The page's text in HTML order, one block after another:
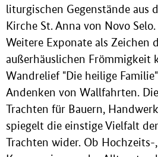
liturgischen Gegenstände aus
Kirche St. Anna von Novo Selo.
Weitere Exponate als Zeichen
außerhäuslichen Frömmigkeit
Wandrelief "Die heilige
Andenken von Wallfahrten.
Trachten für Bauern,
spiegelt die einstige Vielfalt
Trachten wider. Ob